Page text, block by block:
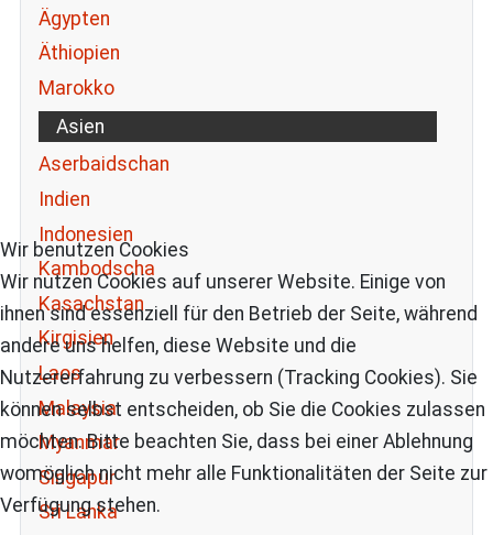
Ägypten
Äthiopien
Marokko
Asien
Aserbaidschan
Indien
Indonesien
Kambodscha
Kasachstan
Kirgisien
Laos
Malaysia
Myanmar
Singapur
Sri Lanka
Wir benutzen Cookies
Wir nutzen Cookies auf unserer Website. Einige von
ihnen sind essenziell für den Betrieb der Seite, während
andere uns helfen, diese Website und die
Nutzererfahrung zu verbessern (Tracking Cookies). Sie
können selbst entscheiden, ob Sie die Cookies zulassen
möchten. Bitte beachten Sie, dass bei einer Ablehnung
womöglich nicht mehr alle Funktionalitäten der Seite zur
Verfügung stehen.